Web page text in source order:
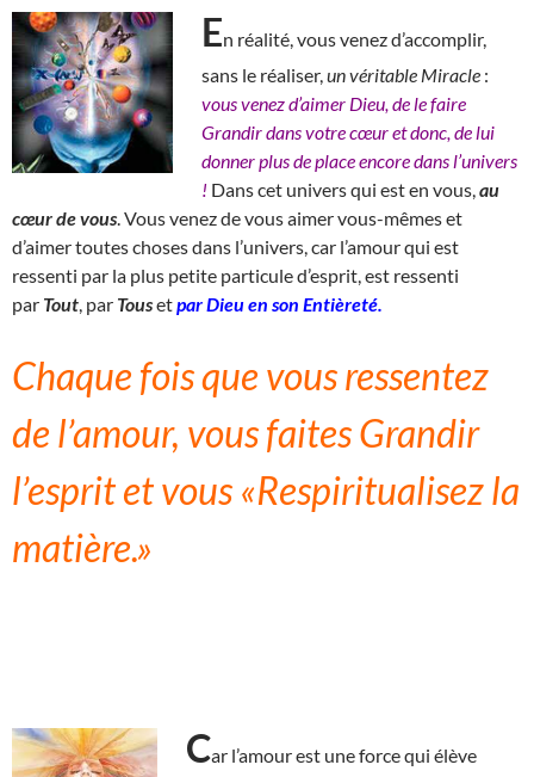
En réalité, vous venez d’accomplir,
sans le réaliser, un véritable Miracle :
vous venez d’aimer Dieu, de le faire
Grandir dans votre cœur et donc, de lui
donner plus de place encore dans l’univers
! Dans cet univers qui est en vous, au
cœur de vous . Vous venez de vous aimer vous-mêmes et
d’aimer toutes choses dans l’univers, car l’amour qui est
ressenti par la plus petite particule d’esprit, est ressenti
par Tout , par Tousetpar Dieu en son Entièreté.
Chaque fois que vous ressentez
de l’amour, vous faites Grandir
l’esprit et vous «Respiritualisez la
matière.»
Car l’amour est une force qui élève